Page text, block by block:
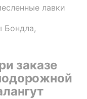
лавки
Бондла,
заказе